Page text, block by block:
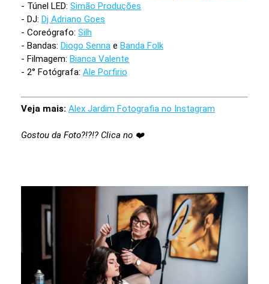
- Túnel LED: Simão Produções
- DJ: Dj Adriano Goes
- Coreógrafo: Silh
- Bandas: Diogo Senna e Banda Folk
- Filmagem: Bianca Valente
- 2° Fotógrafa: Ale Porfirio
Veja mais: Alex Jardim Fotografia no Instagram
Gostou da Foto?!?!? Clica no ❤️